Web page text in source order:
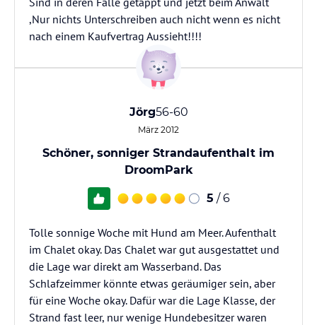
,Nur nichts Unterschreiben auch nicht wenn es nicht
nach einem Kaufvertrag Aussieht!!!!
Jörg56-60
März 2012
Schöner, sonniger Strandaufenthalt im
DroomPark
5 / 6
Tolle sonnige Woche mit Hund am Meer. Aufenthalt
im Chalet okay. Das Chalet war gut ausgestattet und
die Lage war direkt am Wasserband. Das
Schlafzeimmer könnte etwas geräumiger sein, aber
für eine Woche okay. Dafür war die Lage Klasse, der
Strand fast leer, nur wenige Hundebesitzer waren